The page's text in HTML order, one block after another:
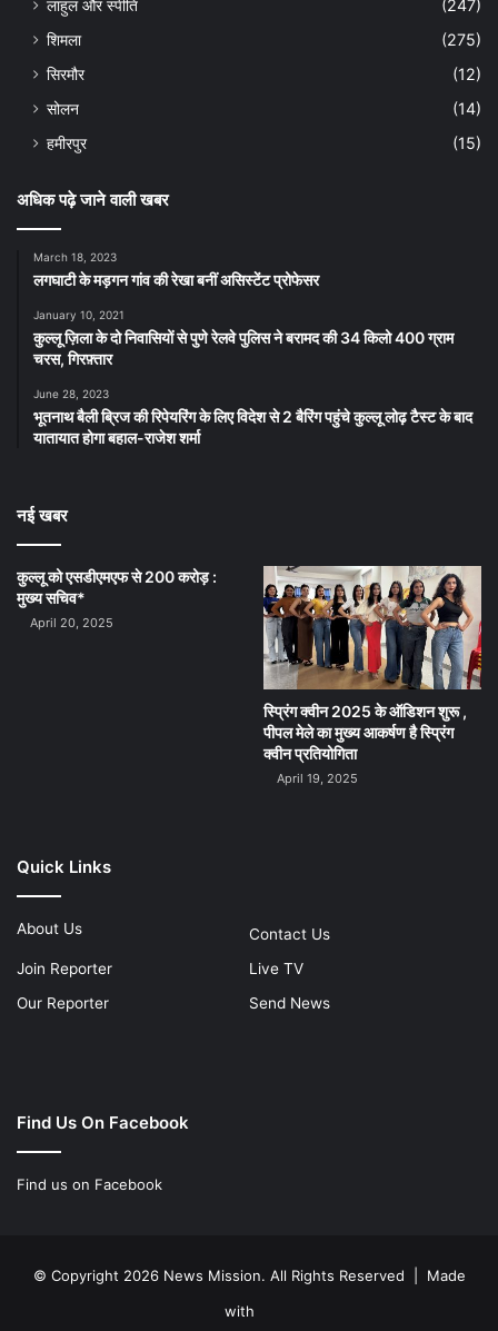
लाहुल और स्पीति
(247)
शिमला
(275)
सिरमौर
(12)
सोलन
(14)
हमीरपुर
(15)
अधिक पढ़े जाने वाली खबर
March 18, 2023
लगघाटी के मड़गन गांव की रेखा बनीं असिस्टेंट प्रोफेसर
January 10, 2021
कुल्लू ज़िला के दो निवासियों से पुणे रेलवे पुलिस ने बरामद की 34 किलो 400 ग्राम
चरस, गिरफ़्तार
June 28, 2023
भूतनाथ बैली ब्रिज की रिपेयरिंग के लिए विदेश से 2 बैरिंग पहुंचे कुल्लू लोढ़ टैस्ट के बाद
यातायात होगा बहाल-राजेश शर्मा
नई खबर
कुल्लू को एसडीएमएफ से 200 करोड़ :
मुख्य सचिव*
April 20, 2025
स्प्रिंग क्वीन 2025 के ऑडिशन शुरू ,
पीपल मेले का मुख्य आकर्षण है स्प्रिंग
क्वीन प्रतियोगिता
April 19, 2025
Quick Links
About Us
Contact Us
Join Reporter
Live TV
Our Reporter
Send News
Find Us On Facebook
Find us on Facebook
© Copyright 2026 News Mission. All Rights Reserved | Made
with